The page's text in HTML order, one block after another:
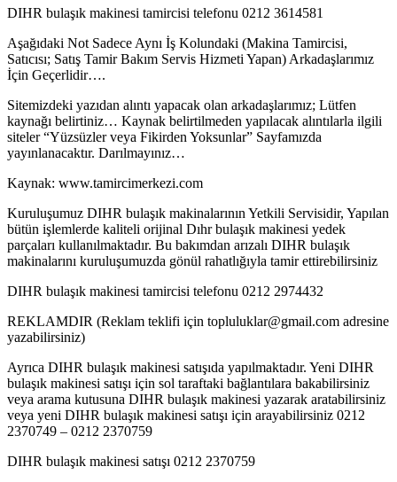
DIHR bulaşık makinesi tamircisi telefonu 0212 3614581
Aşağıdaki Not Sadece Aynı İş Kolundaki (Makina Tamircisi,
Satıcısı; Satış Tamir Bakım Servis Hizmeti Yapan) Arkadaşlarımız
İçin Geçerlidir….
Sitemizdeki yazıdan alıntı yapacak olan arkadaşlarımız; Lütfen
kaynağı belirtiniz… Kaynak belirtilmeden yapılacak alıntılarla ilgili
siteler “Yüzsüzler veya Fikirden Yoksunlar” Sayfamızda
yayınlanacaktır. Darılmayınız…
Kaynak: www.tamircimerkezi.com
Kuruluşumuz DIHR bulaşık makinalarının Yetkili Servisidir, Yapılan
bütün işlemlerde kaliteli orijinal Dıhr bulaşık makinesi yedek
parçaları kullanılmaktadır. Bu bakımdan arızalı DIHR bulaşık
makinalarını kuruluşumuzda gönül rahatlığıyla tamir ettirebilirsiniz
DIHR bulaşık makinesi tamircisi telefonu 0212 2974432
REKLAMDIR (Reklam teklifi için topluluklar@gmail.com adresine
yazabilirsiniz)
Ayrıca DIHR bulaşık makinesi satışıda yapılmaktadır. Yeni DIHR
bulaşık makinesi satışı için sol taraftaki bağlantılara bakabilirsiniz
veya arama kutusuna DIHR bulaşık makinesi yazarak aratabilirsiniz
veya yeni DIHR bulaşık makinesi satışı için arayabilirsiniz 0212
2370749 – 0212 2370759
DIHR bulaşık makinesi satışı 0212 2370759